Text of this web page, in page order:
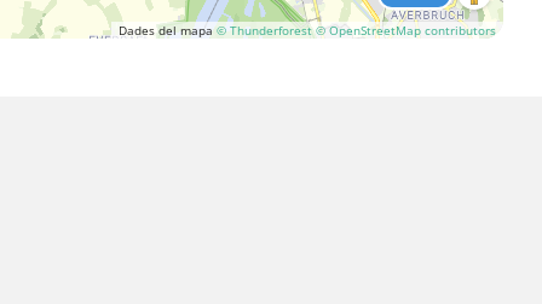
Dades del mapa© Thunderforest © OpenStreetMap contributors